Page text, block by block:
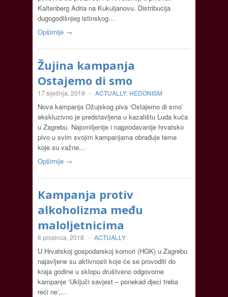
Kaltenberg Adria na Kukuljanovu. Distribucija
dugogodišnjeg istinskog…
Opširnije →
Žujina kampanja
Ostajemo di smo
17 siječnja, 2019 - ACTUALLY, HEDONISM
Nova kampanja Ožujskog piva ‘Ostajemo di smo’
ekskluzivno je predstavljena u kazalištu Luda kuća
u Zagrebu. Najomiljenije i najprodavanije hrvatsko
pivo u svim svojim kampanjama obrađuje teme
koje su važne…
Opširnije →
Kampanja protiv
alkoholizma među
maloljetnicima
6 prosinca, 2018 - ACTUALLY
U Hrvatskoj gospodarskoj komori (HGK) u Zagrebu
najavljene su aktivnosti koje će se provoditi do
kraja godine u sklopu društveno odgovorne
kampanje ‘Uključi savjest – ponekad djeci treba
reći ne’,…